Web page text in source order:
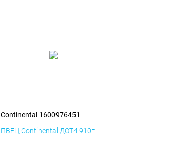
Continental 1600976451
ПВЕЦ Continental ДОТ4 910г